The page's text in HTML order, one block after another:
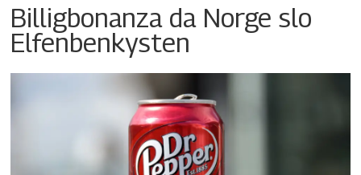
Billigbonanza da Norge slo
Elfenbenkysten